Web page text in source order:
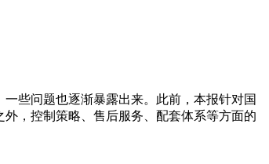
些问题也逐渐暴露出来。此前，本报针对国
，控制策略、售后服务、配套体系等方面的